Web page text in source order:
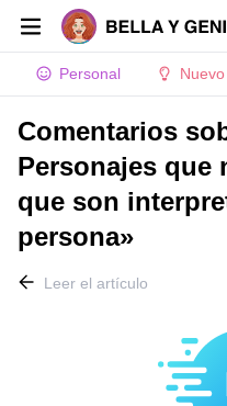
Personal Nuevo
Comentarios
Personajes que
que son
persona»
Leer el artículo